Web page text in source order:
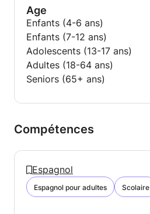
le domaine de l'enseignement.
Age
Enfants (4-6 ans)
Enfants (7-12 ans)
Adolescents (13-17 ans)
Adultes (18-64 ans)
Seniors (65+ ans)
Compétences
Espagnol
Espagnol pour adultes Scolaire